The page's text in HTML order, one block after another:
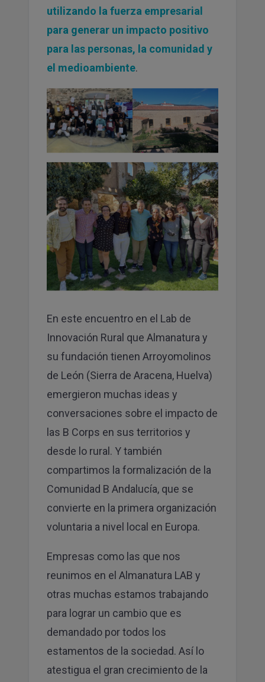
utilizando la fuerza empresarial
para generar un impacto positivo
para las personas, la comunidad y
el medioambiente.
En este encuentro en el Lab de
Innovación Rural que Almanatura y
su fundación tienen Arroyomolinos
de León (Sierra de Aracena, Huelva)
emergieron muchas ideas y
conversaciones sobre el impacto de
las B Corps en sus territorios y
desde lo rural. Y también
compartimos la formalización de la
Comunidad B Andalucía, que se
convierte en la primera organización
voluntaria a nivel local en Europa.
Empresas como las que nos
reunimos en el Almanatura LAB y
otras muchas estamos trabajando
para lograr un cambio que es
demandado por todos los
estamentos de la sociedad. Así lo
atestigua el gran crecimiento de la